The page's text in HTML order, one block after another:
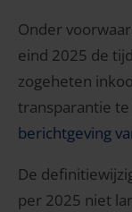
Onder
eind 2025 de
zogeheten
transparantie
berichtgeving
De
per 2025 niet